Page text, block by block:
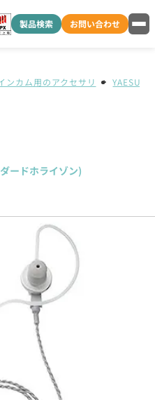
製品検索 お問い合わせ
ンカム用のアクセサリ YAESU(
ードホライゾン)